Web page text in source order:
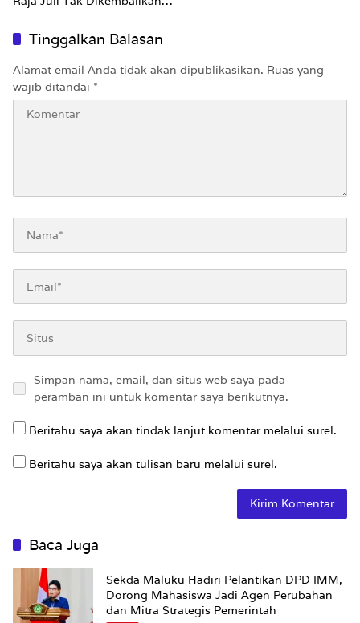
Tinggalkan Balasan
Alamat email Anda tidak akan dipublikasikan. Ruas yang
wajib ditandai *
Simpan nama, email, dan situs web saya pada
peramban ini untuk komentar saya berikutnya.
Beritahu saya akan tindak lanjut komentar melalui surel.
Beritahu saya akan tulisan baru melalui surel.
Baca Juga
Sekda Maluku Hadiri Pelantikan DPD IMM,
Dorong Mahasiswa Jadi Agen Perubahan
dan Mitra Strategis Pemerintah